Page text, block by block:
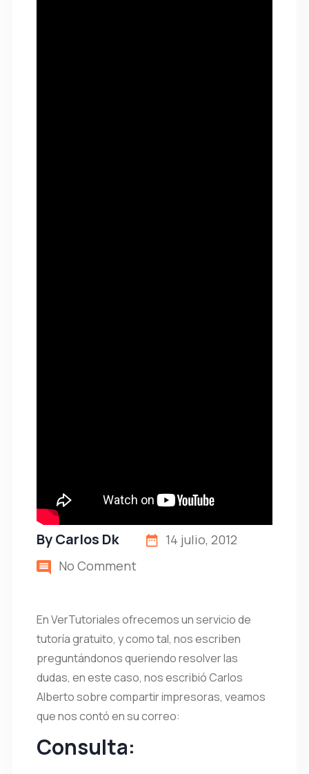
ByCarlos Dk
14 julio, 2012
No Comment
En VerTutoriales ofrecemos un servicio de
tutoría gratuito, y como tal, nos escriben
preguntándonos queriendo resolver las
dudas, en este caso, nos escribió Carlos
Alberto sobre compartir impresoras, veamos
que nos contó en su correo:
Consulta: